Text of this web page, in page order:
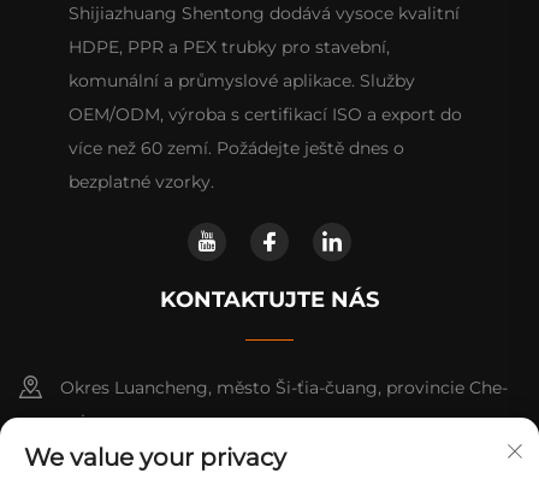
Shijiazhuang Shentong dodává vysoce kvalitní
HDPE, PPR a PEX trubky pro stavební,
komunální a průmyslové aplikace. Služby
OEM/ODM, výroba s certifikací ISO a export do
více než 60 zemí. Požádejte ještě dnes o
bezplatné vzorky.
KONTAKTUJTE NÁS
Okres Luancheng, město Ši-ťia-čuang, provincie Che-
pej
We value your privacy